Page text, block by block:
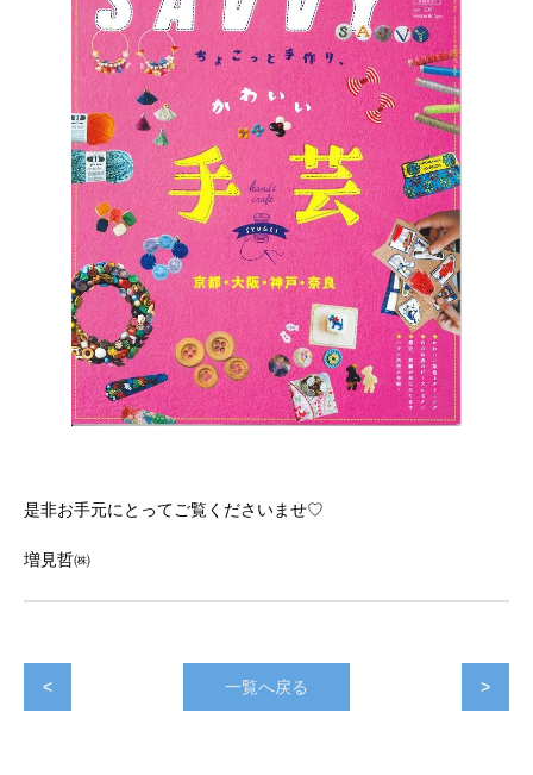
是非お手元にとってご覧くださいませ♡
増見哲㈱
< 一覧へ戻る >